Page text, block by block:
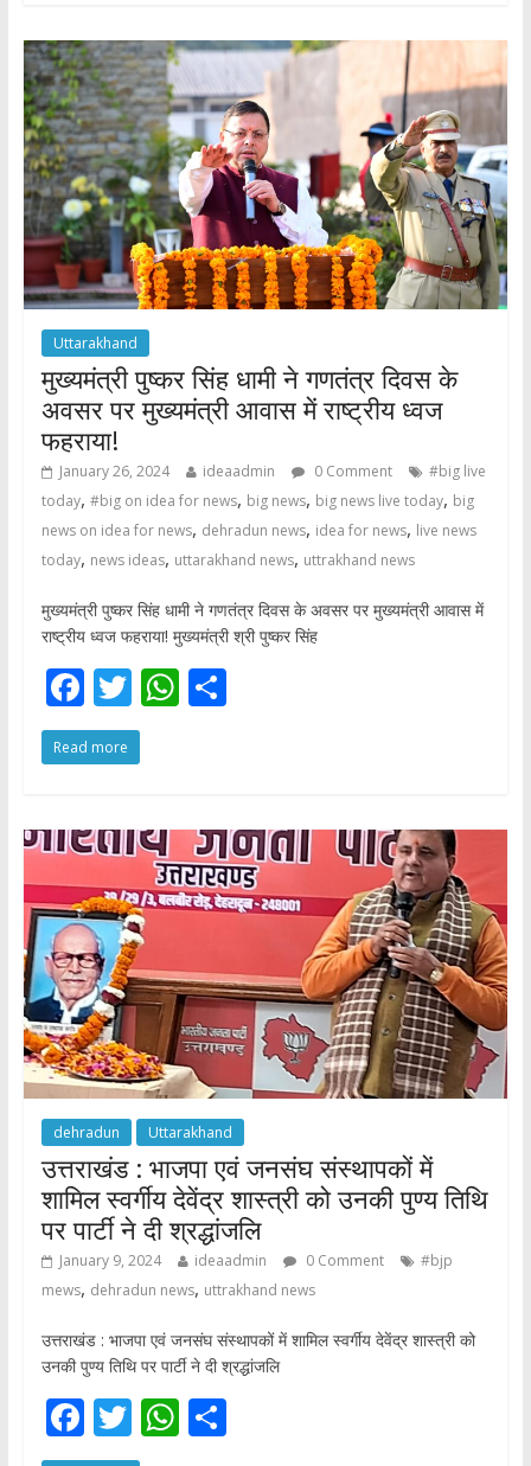
o
o
k
A
p
p
Uttarakhand
मुख्यमंत्री पुष्कर सिंह धामी ने गणतंत्र दिवस के
अवसर पर मुख्यमंत्री आवास में राष्ट्रीय ध्वज
फहराया!
January 26, 2024 ideaadmin 0 Comment
#big live
today, #big on idea for news, big news, big news live today, big
news on idea for news, dehradun news, idea for news, live news
today, news ideas, uttarakhand news, uttrakhand news
मुख्यमंत्री पुष्कर सिंह धामी ने गणतंत्र दिवस के अवसर पर मुख्यमंत्री आवास में
राष्ट्रीय ध्वज फहराया! मुख्यमंत्री श्री पुष्कर सिंह
F
ac
e
o
o
k
T
w
itt
W
A
p
p
S
Read more
dehradun Uttarakhand
उत्तराखंड : भाजपा एवं जनसंघ संस्थापकों में
शामिल स्वर्गीय देवेंद्र शास्त्री को उनकी पुण्य तिथि
पर पार्टी ने दी श्रद्धांजलि
January 9, 2024 ideaadmin 0 Comment
#bjp
mews, dehradun news, uttrakhand news
उत्तराखंड : भाजपा एवं जनसंघ संस्थापकों में शामिल स्वर्गीय देवेंद्र शास्त्री को
उनकी पुण्य तिथि पर पार्टी ने दी श्रद्धांजलि
F
ac
T
w
W S